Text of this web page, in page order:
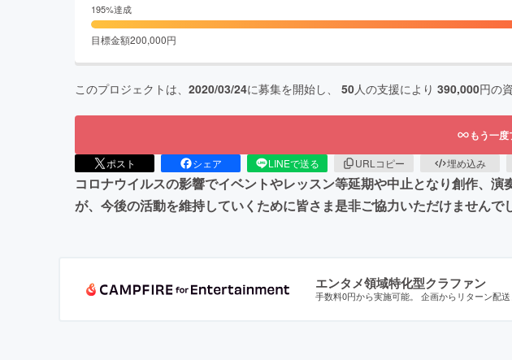
195%達成
目標金額200,000円
このプロジェクトは、 2020/03/24に募集を開始し、 50人の支援により 390,000円の
もう一
ポスト シェア LINEで送る URLコピー 埋め込み
コロナウイルスの影響でイベントやレッスン等延期や中止となり創作、
が、今後の活動を維持していくために皆さま是非ご協力いただけませんで
エンタメ領域特化型クラファン
手数料0円から実施可能。 企画からリターン配